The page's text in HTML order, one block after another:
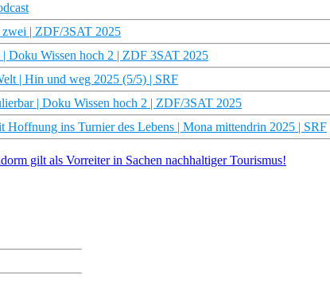
| ZDF/3SAT 2025
Doku Wissen hoch 2 | ZDF 3SAT 2025
| Hin und weg 2025 (5/5) | SRF
| Doku Wissen hoch 2 | ZDF/3SAT 2025
ins Turnier des Lebens | Mona mittendrin 2025 | SRF
gilt als Vorreiter in Sachen nachhaltiger Tourismus!